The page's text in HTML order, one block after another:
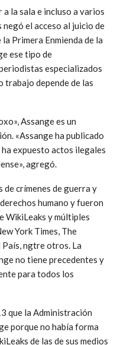
la sala e incluso a varios
el acceso al juicio de
Primera Enmienda de la
ese tipo de
especializados
trabajo depende de las
Assange es un
«Assange ha publicado
expuesto actos ilegales
agregó.
de crímenes de guerra y
humano y fueron
WikiLeaks y múltiples
York Times, The
País, ngtre otros. La
no tiene precedentes y
para todos los
que la Administración
porque no había forma
de las de sus medios